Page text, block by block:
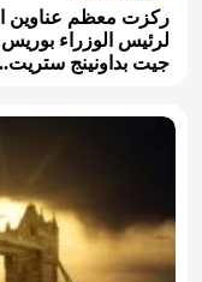
ركزت معظم عناوين
لرئيس الوزراء
جيت بداونينج